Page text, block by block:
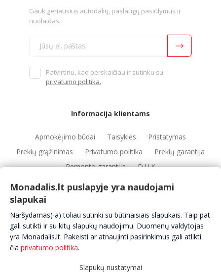
Gauk geriausius autodalių, paslaugų pasiūlymus ir
nuolaidas.
Patvirtinu, kad perskaičiau ir sutinku su
privatumo politika.
Informacija klientams
Apmokėjimo būdai Taisyklės
Pristatymas
Prekių grąžinimas
Privatumo politika
Prekių garantija
Remonto garantija
D.U.K
Automobilių servisai Automobilių dalys
Apie mus
Kontaktai
Monadalis.lt puslapyje yra naudojami
slapukai
Naršydamas(-a) toliau sutinki su būtinaisiais slapukais. Taip pat
gali sutikti ir su kitų slapukų naudojimu. Duomenų valdytojas
yra Monadalis.lt. Pakeisti ar atnaujinti pasirinkimus gali atlikti
čia privatumo politika.
Slapukų nustatymai